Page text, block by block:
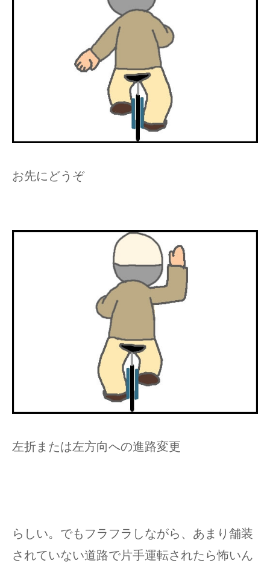
お先にどうぞ
左折または左方向への進路変更
らしい。でもフラフラしながら、あまり舗装
されていない道路で片手運転されたら怖いん